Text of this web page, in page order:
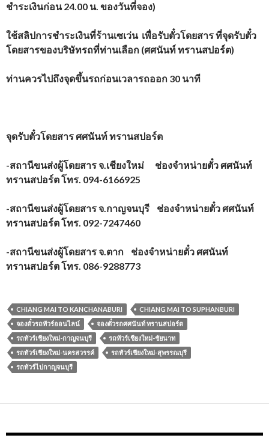
ชำระเงินก่อน 24.00 น. ของวันที่จอง)
ใช้สลิปการชำระเงินที่ร้านเซเว่น เพื่อรับตั๋วโดยสาร ที่จุดรับตั๋ว
โดยสารของบริษัทรถที่ท่านเลือก (ศศนันท์ ทรานสปอร์ต)
ท่านควรไปถึงจุดขึ้นรถก่อนเวลารถออก 30 นาที
จุดรับตั๋วโดยสารศศนันท์ ทรานสปอร์ต
-สถานีขนส่งผู้โดยสาร จ.เชียงใหม่ ช่องจำหน่ายตั๋ว ศศนันท์
ทรานสปอร์ต โทร. 094-6166925
-สถานีขนส่งผู้โดยสาร จ.กาญจนบุรี ช่องจำหน่ายตั๋ว ศศนันท์
ทรานสปอร์ต โทร. 092-7247460
-สถานีขนส่งผู้โดยสาร จ.ตาก ช่องจำหน่ายตั๋ว ศศนันท์
ทรานสปอร์ต โทร. 086-9288773
CHIANG MAI TO KANCHANABURI
CHIANG MAI TO SUPHANBURI
จองตั๋วรถทัวร์ออนไลน์
จองตั๋วรถศศนันท์ ทรานสปอร์ต
รถทัวร์เชียงใหม่-กาญจนบุรี
รถทัวร์เชียงใหม่-ชัยนาท
รถทัวร์เชียงใหม่-นครสวรรค์
รถทัวร์เชียงใหม่-สุพรรณบุรี
รถทัวร์ไปกาญจนบุรี